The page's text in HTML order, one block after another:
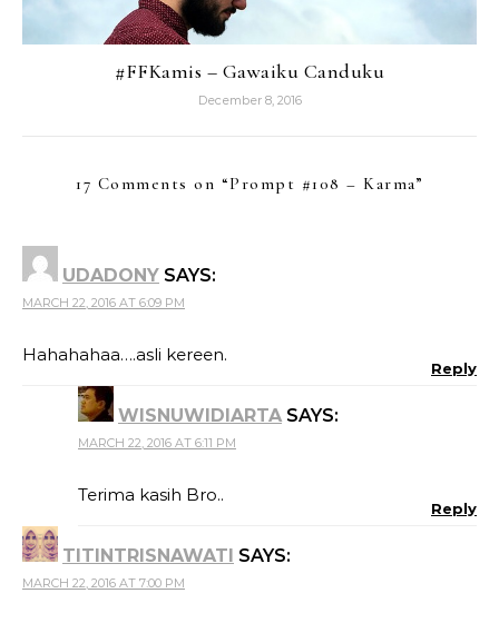
#FFKamis – Gawaiku Canduku
December 8, 2016
17 Comments on “Prompt #108 – Karma”
UDADONY SAYS:
MARCH 22, 2016 AT 6:09 PM
Hahahahaa….asli kereen.
Reply
WISNUWIDIARTA SAYS:
MARCH 22, 2016 AT 6:11 PM
Terima kasih Bro..
Reply
TITINTRISNAWATI SAYS:
MARCH 22, 2016 AT 7:00 PM